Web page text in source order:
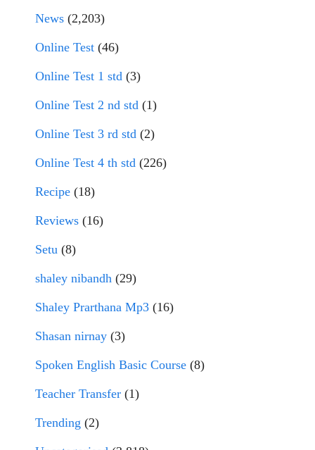
News (2,203)
Online Test (46)
Online Test 1 std (3)
Online Test 2 nd std (1)
Online Test 3 rd std (2)
Online Test 4 th std (226)
Recipe (18)
Reviews (16)
Setu (8)
shaley nibandh (29)
Shaley Prarthana Mp3 (16)
Shasan nirnay (3)
Spoken English Basic Course (8)
Teacher Transfer (1)
Trending (2)